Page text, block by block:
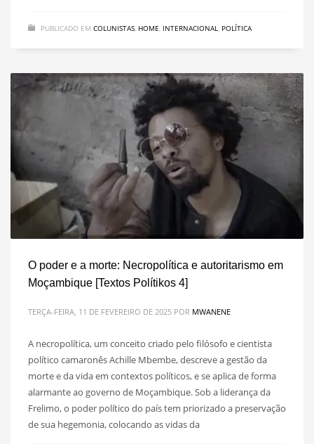
PUBLICADO EM COLUNISTAS, HOME, INTERNACIONAL, POLÍTICA
O poder e a morte: Necropolítica e autoritarismo em
Moçambique [Textos Polítikos 4]
TERÇA-FEIRA, 11 DE FEVEREIRO DE 2025 POR MWANENE
A necropolítica, um conceito criado pelo filósofo e cientista
político camaronês Achille Mbembe, descreve a gestão da
morte e da vida em contextos políticos, e se aplica de forma
alarmante ao governo de Moçambique. Sob a liderança da
Frelimo, o poder político do país tem priorizado a preservação
de sua hegemonia, colocando as vidas da